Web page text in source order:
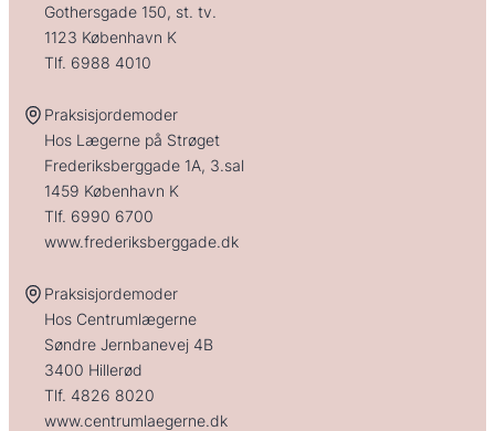
(Edwards), trisomi 13 (Patau)
Køn på barnet er inkluderet
Fra graviditetsuge 10+0
Svar 6-10 hverdage (telefonisk + sikker portal)
Fra 2.900,-
30 min
Book tid →
Gothersgade 150, st. tv.
1123 København K
Tlf. 6988 4010
Praksisjordemoder
Hos Lægerne på Strøget
Frederiksberggade 1A, 3.sal
1459 København K
Tlf. 6990 6700
www.frederiksberggade.dk
Praksisjordemoder
Hos Centrumlægerne
Søndre Jernbanevej 4B
3400 Hillerød
Tlf. 4826 8020
www.centrumlaegerne.dk